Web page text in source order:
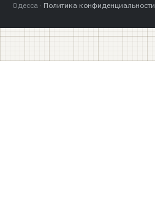
Одесса · Политика конфиденциальности